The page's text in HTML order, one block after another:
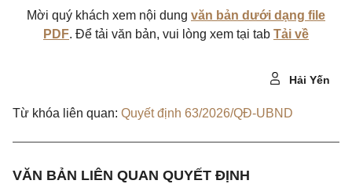
Mời quý khách xem nội dung văn bản dưới dạng file
PDF. Để tải văn bản, vui lòng xem tại tab Tải về
Hải Yến
Từ khóa liên quan: Quyết định 63/2026/QĐ-UBND
VĂN BẢN LIÊN QUAN QUYẾT ĐỊNH